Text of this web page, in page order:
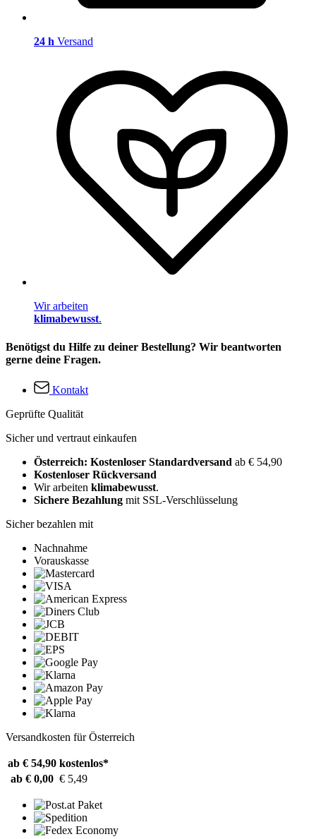
24 h Versand
Wir arbeiten
klimabewusst.
Benötigst du Hilfe zu deiner Bestellung? Wir beantworten
gerne deine Fragen.
Kontakt
Geprüfte Qualität
Sicher und vertraut einkaufen
Österreich: Kostenloser Standardversand ab € 54,90
Kostenloser Rückversand
Wir arbeiten klimabewusst.
Sichere Bezahlung mit SSL-Verschlüsselung
Sicher bezahlen mit
Nachnahme
Vorauskasse
Versandkosten für Österreich
ab € 54,90 kostenlos*
ab € 0,00 € 5,49